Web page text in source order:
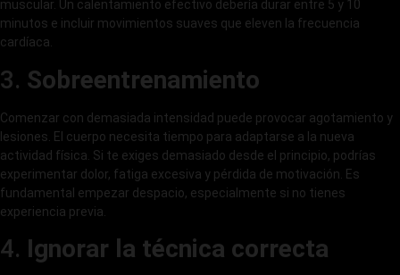
muscular. Un calentamiento efectivo debería durar entre 5 y 10
minutos e incluir movimientos suaves que eleven la frecuencia
cardíaca.
3. Sobreentrenamiento
Comenzar con demasiada intensidad puede provocar agotamiento y
lesiones. El cuerpo necesita tiempo para adaptarse a la nueva
actividad física. Si te exiges demasiado desde el principio, podrías
experimentar dolor, fatiga excesiva y pérdida de motivación. Es
fundamental empezar despacio, especialmente si no tienes
experiencia previa.
4. Ignorar la técnica correcta